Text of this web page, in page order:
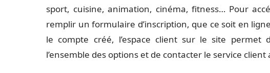
sport, cuisine, animation, cinéma, fitness… Pour
remplir un formulaire d’inscription, que ce soit en
le compte créé, l’espace client sur le site permet
l’ensemble des options et de contacter le service client